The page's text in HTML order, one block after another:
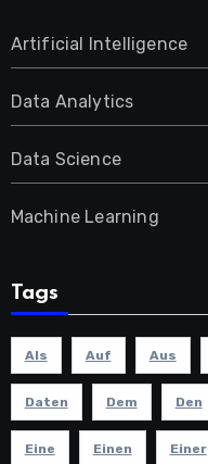
Artificial Intelligence
Data Analytics
Data Science
Machine Learning
Tags
Als Auf Aus
Daten Dem Den
Eine Einen Einer